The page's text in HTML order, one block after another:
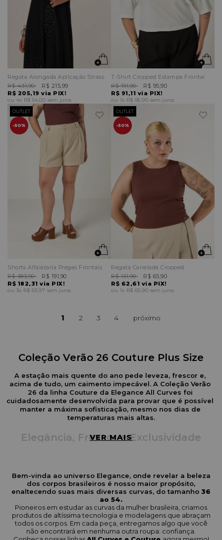
Regata Alongada Aplicação Strass
R$ 205,19 via PIX!
R$ 431,90 R$ 215,99
4x R$ 54,00 sem juros
T-Shirt Cropped Estampa Frontal
R$ 91,11 via PIX!
R$ 191,90 R$ 95,90
1x R$ 95,90 sem juros
50%
OUTLET
Shorts Alfaiataria Pregas Frontais
R$ 182,31 via PIX!
R$ 383,90 R$ 191,90
3x R$ 63,97 sem juros
50%
OUTLET
Regata Canelada Cropped
R$ 62,61 via PIX!
R$ 131,90 R$ 65,90
1x R$ 65,90 sem juros
1 2 3 4
Coleção Verão 26 Couture Plus Size
A estação mais quente do ano pede leveza, frescor e,
acima de tudo, um caimento impecável. A Coleção Verão
26 da linha Couture da Elegance All Curves foi
cuidadosamente desenvolvida para provar que é possível
manter a máxima sofisticação, mesmo nos dias de
temperaturas mais altas.
Elegância, Frescor e Exclusividade
linha Couture. Apresentamos peças plus size exclusivas,
confeccionadas com tecidos nobres, respiráveis e de
toque suave na pele. A paleta de cores e as estampas
traduzem a energia vibrante da estação, enquanto as
modelagens alfaiatadas abraçam e valorizam as suas
curvas com perfeição.
Versatilidade para o seu Verão
VER MAIS
Bem-vinda ao universo Elegance, onde revelar a beleza
dos corpos brasileiros é nosso maior propósito,
enaltecendo suas mais diversas curvas, do tamanho 36
ao 54.
Pioneiros em estudar as curvas da mulher brasileira, criamos
produtos de altíssima tecnologia e modelagens que abraçam
todos os corpos. Em cada peça, entregamos algo que você
não encontrará em nenhuma outra roupa: confiança.